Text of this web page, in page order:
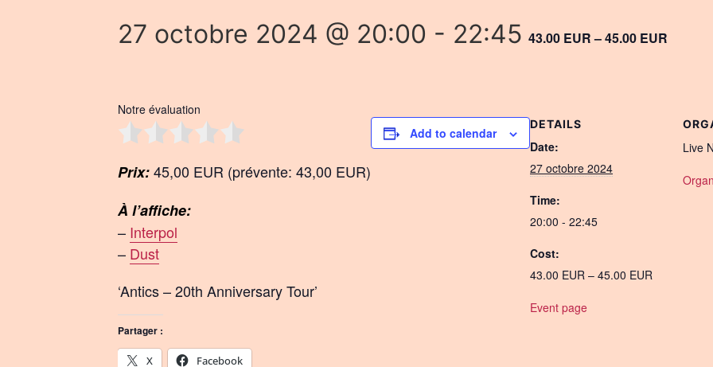
27 octobre 2024 @ 20:00 - 22:45 43.00 EUR – 45.00 EUR
Notre évaluation
Prix:45,00 EUR (prévente: 43,00 EUR)
À l’affiche:
– Interpol
– Dust
‘Antics – 20th Anniversary Tour’
Partager :
X Facebook
Add to calendar
DETAILS
Date:
27 octobre 2024
Time:
20:00 - 22:45
Cost:
43.00 EUR – 45.00 EUR
Event page
Live